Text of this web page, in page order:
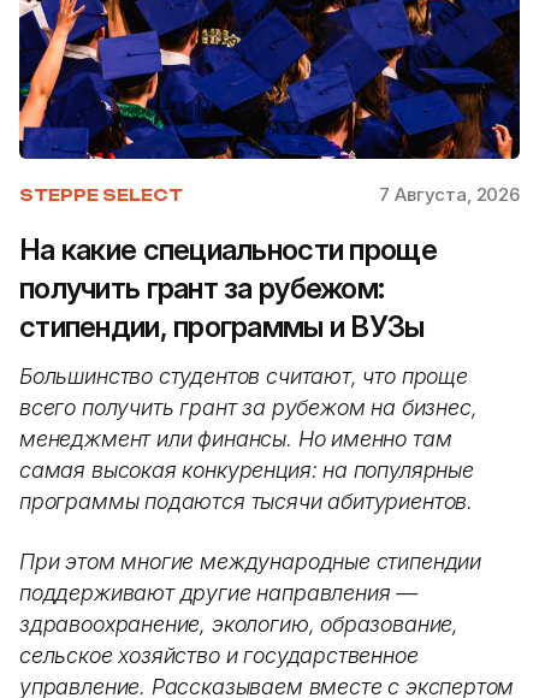
STEPPE SELECT 7 Августа, 2026
На какие специальности проще
получить грант за рубежом:
стипендии, программы и ВУЗы
Большинство студентов считают, что проще
всего получить грант за рубежом на бизнес,
менеджмент или финансы. Но именно там
самая высокая конкуренция: на популярные
программы подаются тысячи абитуриентов.
При этом многие международные стипендии
поддерживают другие направления —
здравоохранение, экологию, образование,
сельское хозяйство и государственное
управление. Рассказываем вместе с экспертом